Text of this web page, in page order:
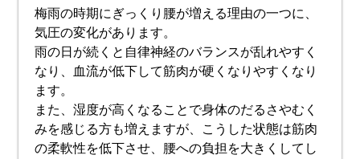
梅雨の時期にぎっくり腰が増える理由の一つに、
気圧の変化があります。
雨の日が続くと自律神経のバランスが乱れやすく
なり、血流が低下して筋肉が硬くなりやすくなり
ます。
また、湿度が高くなることで身体のだるさやむく
みを感じる方も増えますが、こうした状態は筋肉
の柔軟性を低下させ、腰への負担を大きくしてし